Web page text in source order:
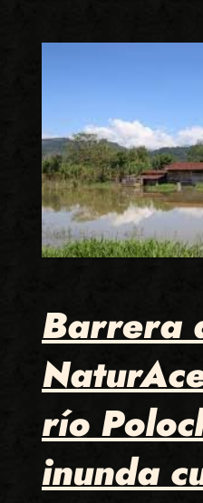
Barrera
río
inunda